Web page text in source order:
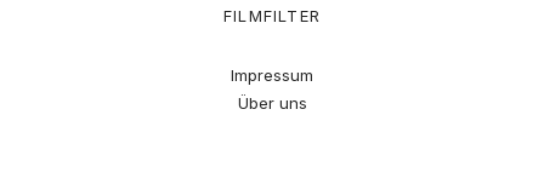
FILMFILTER
Impressum
Über uns